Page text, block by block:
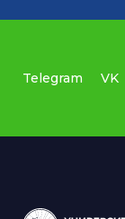
Telegram VK